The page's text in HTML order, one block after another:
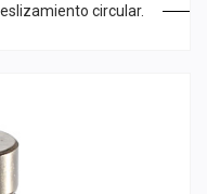
circular.